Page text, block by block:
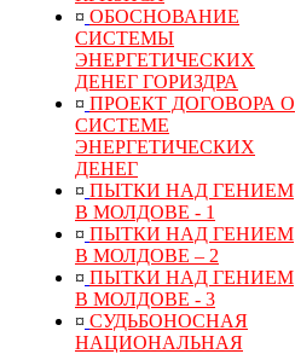
¤ ОБОСНОВАНИЕ
СИСТЕМЫ
ЭНЕРГЕТИЧЕСКИХ
ДЕНЕГ ГОРИЗДРА
¤ ПРОЕКТ ДОГОВОРА О
СИСТЕМЕ
ЭНЕРГЕТИЧЕСКИХ
ДЕНЕГ
¤ ПЫТКИ НАД ГЕНИЕМ
В МОЛДОВЕ - 1
¤ ПЫТКИ НАД ГЕНИЕМ
В МОЛДОВЕ – 2
¤ ПЫТКИ НАД ГЕНИЕМ
В МОЛДОВЕ - 3
¤ СУДЬБОНОСНАЯ
НАЦИОНАЛЬНАЯ